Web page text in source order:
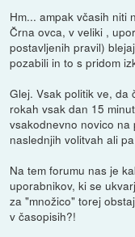
Hm... ampak včasih niti
Črna ovca, v veliki ,
postavljenih pravil)
pozabili in to s pridom
Glej. Vsak politik ve, da
rokah vsak dan 15
vsakodnevno novico na
naslednjih volitvah ali
Na tem forumu nas je
uporabnikov, ki se
za "množico" torej
v časopisih?!